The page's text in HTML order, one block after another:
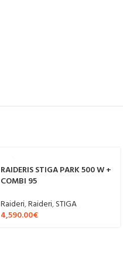
RAIDERIS STIGA PARK 500 W +
COMBI 95
Raideri,Raideri,STIGA
4,590.00€